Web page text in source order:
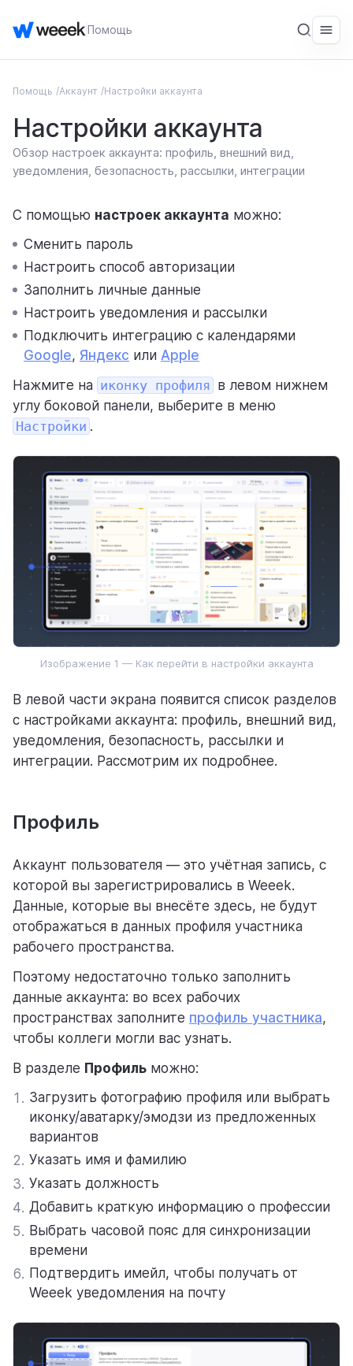
Помощь
ОБЩЕЕ
Введение
Начало работы
Рабочие пространства
Рабочее пространство
Уведомления
Импорт
Интеграции и API
Мини-сервисы
Weeek Android & iOS
Задачи
База знаний
CRM
Пользователи
Аналитика
Для процессов
Помощь Аккаунт Настройки аккаунта
Настройки аккаунта
Обзор настроек аккаунта: профиль, внешний вид,
уведомления, безопасность, рассылки, интеграции
С помощью настроек аккаунта можно:
Сменить пароль
Настроить способ авторизации
Заполнить личные данные
Настроить уведомления и рассылки
Подключить интеграцию с календарями
Google, Яндекс или Apple
Нажмите на иконку профиля в левом нижнем
углу боковой панели, выберите в меню
Настройки .
Изображение 1 — Как перейти в настройки аккаунта
В левой части экрана появится список разделов
с настройками аккаунта: профиль, внешний вид,
уведомления, безопасность, рассылки и
интеграции. Рассмотрим их подробнее.
Профиль
Аккаунт пользователя — это учётная запись, с
которой вы зарегистрировались в Weeek.
Данные, которые вы внесёте здесь, не будут
отображаться в данных профиля участника
рабочего пространства.
Поэтому недостаточно только заполнить
данные аккаунта: во всех рабочих
пространствах заполните профиль участника,
чтобы коллеги могли вас узнать.
В разделе Профиль можно:
1. Загрузить фотографию профиля или выбрать
иконку/аватарку/эмодзи из предложенных
вариантов
2. Указать имя и фамилию
3. Указать должность
4. Добавить краткую информацию о профессии
5. Выбрать часовой пояс для синхронизации
времени
6. Подтвердить имейл, чтобы получать от
Weeek уведомления на почту